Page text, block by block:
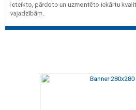
ieteikto, pārdoto un uzmontēto iekārtu
vajadzībām.